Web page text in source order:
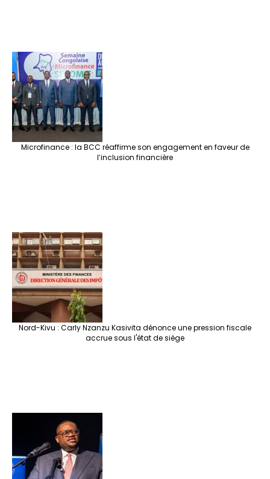
Microfinance : la BCC réaffirme son engagement en faveur de
l’inclusion financière
Nord-Kivu : Carly Nzanzu Kasivita dénonce une pression fiscale
accrue sous l'état de siège